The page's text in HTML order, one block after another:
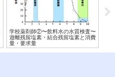
学校薬剤師②〜飲料水の水質検査〜
遊離残留塩素・結合残留塩素と消費
量・要求量